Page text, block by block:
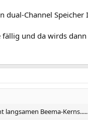
dual-Channel
fällig und da wirds
langsamen Beema-Kerns.....